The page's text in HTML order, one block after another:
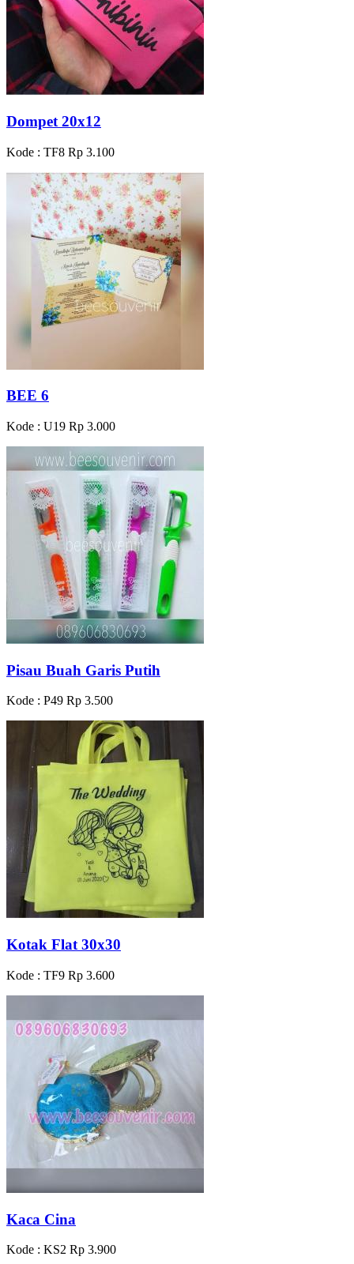
Dompet 20x12
Kode : TF8 Rp 3.100
BEE 6
Kode : U19 Rp 3.000
Pisau Buah Garis Putih
Kode : P49 Rp 3.500
Kotak Flat 30x30
Kode : TF9 Rp 3.600
Kaca Cina
Kode : KS2 Rp 3.900